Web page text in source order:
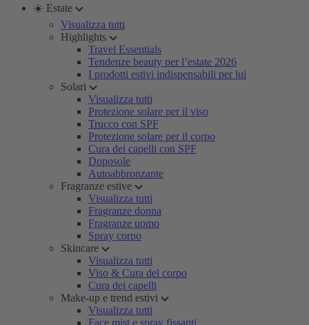
☀️ Estate
Visualizza tutti
Highlights
Travel Essentials
Tendenze beauty per l’estate 2026
I prodotti estivi indispensabili per lui
Solari
Visualizza tutti
Protezione solare per il viso
Trucco con SPF
Protezione solare per il corpo
Cura dei capelli con SPF
Doposole
Autoabbronzante
Fragranze estive
Visualizza tutti
Fragranze donna
Fragranze uomo
Spray corpo
Skincare
Visualizza tutti
Viso & Cura del corpo
Cura dei capelli
Make-up e trend estivi
Visualizza tutti
Face mist e spray fissanti